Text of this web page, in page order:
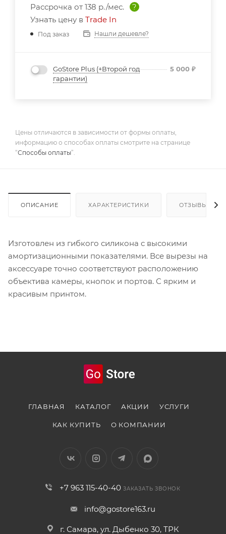
Рассрочка от 138 р./мес.
?
Узнать цену в Trade In
Под заказ Нашли дешевле?
GoStore Plus (+Второй год
гарантии)
5 000 ₽
Цены отличаются в зависимости от формы оплаты,
информацию о способах оплаты смотрите на странице
“Способы оплаты”.
ОПИСАНИЕ ХАРАКТЕРИСТИКИ ОТЗЫВЫ
Изготовлен из гибкого силикона с высокими
амортизационными показателями. Все вырезы на
аксессуаре точно соответствуют расположению
объектива камеры, кнопок и портов. С ярким и
красивым принтом.
ГЛАВНАЯ КАТАЛОГ АКЦИИ УСЛУГИ
КАК КУПИТЬ О КОМПАНИИ
+7 963 115-40-40 ЗАКАЗАТЬ ЗВОНОК
info@gostore163.ru
г. Самара, ул. Дыбенко 30, ТРК